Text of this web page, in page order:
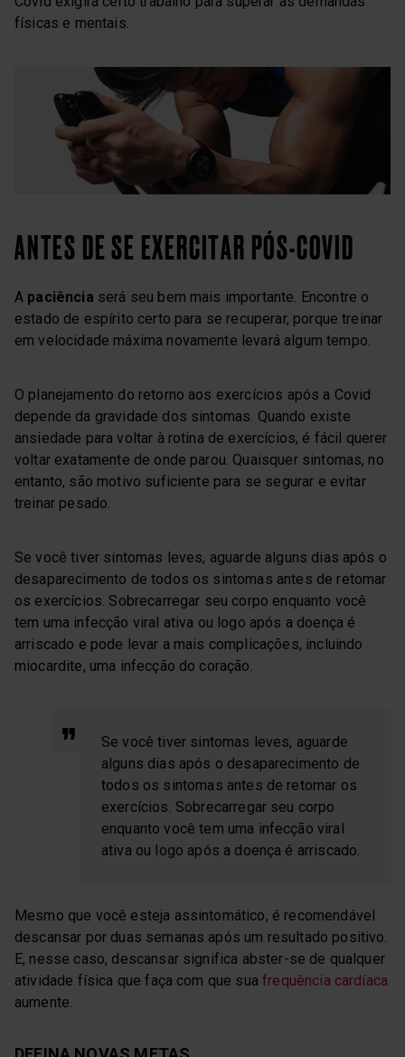
físicas e mentais.
ANTES DE SE EXERCITAR PÓS-COVID
A paciência será seu bem mais importante. Encontre o
estado de espírito certo para se recuperar, porque treinar
em velocidade máxima novamente levará algum tempo.
O planejamento do retorno aos exercícios após a Covid
depende da gravidade dos sintomas. Quando existe
ansiedade para voltar à rotina de exercícios, é fácil querer
voltar exatamente de onde parou. Quaisquer sintomas, no
entanto, são motivo suficiente para se segurar e evitar
treinar pesado.
Se você tiver sintomas leves, aguarde alguns dias após o
desaparecimento de todos os sintomas antes de retomar
os exercícios. Sobrecarregar seu corpo enquanto você
tem uma infecção viral ativa ou logo após a doença é
arriscado e pode levar a mais complicações, incluindo
miocardite, uma infecção do coração.
Se você tiver sintomas leves, aguarde
alguns dias após o desaparecimento de
todos os sintomas antes de retomar os
exercícios. Sobrecarregar seu corpo
enquanto você tem uma infecção viral
ativa ou logo após a doença é arriscado.
Mesmo que você esteja assintomático, é recomendável
descansar por duas semanas após um resultado positivo.
E, nesse caso, descansar significa abster-se de qualquer
atividade física que faça com que suafrequência cardíaca
aumente.